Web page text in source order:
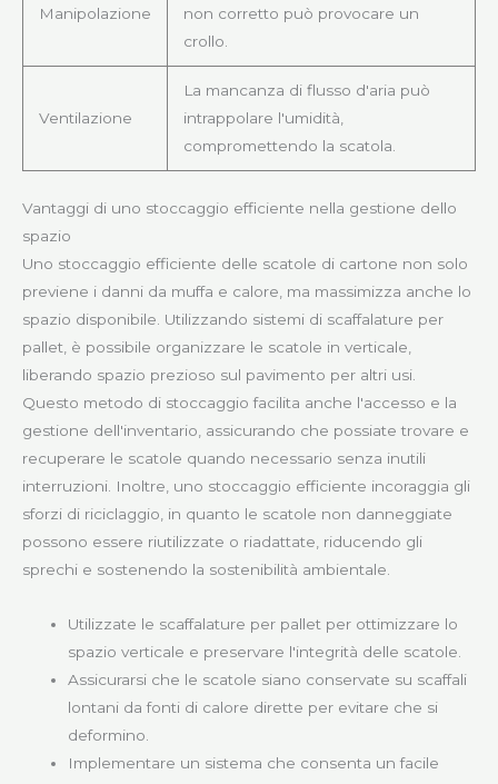
Manipolazione
non corretto può provocare un
crollo.
Ventilazione
La mancanza di flusso d'aria può
intrappolare l'umidità,
compromettendo la scatola.
Vantaggi di uno stoccaggio efficiente nella gestione dello
spazio
Uno stoccaggio efficiente delle scatole di cartone non solo
previene i danni da muffa e calore, ma massimizza anche lo
spazio disponibile. Utilizzando sistemi di scaffalature per
pallet, è possibile organizzare le scatole in verticale,
liberando spazio prezioso sul pavimento per altri usi.
Questo metodo di stoccaggio facilita anche l'accesso e la
gestione dell'inventario, assicurando che possiate trovare e
recuperare le scatole quando necessario senza inutili
interruzioni. Inoltre, uno stoccaggio efficiente incoraggia gli
sforzi di riciclaggio, in quanto le scatole non danneggiate
possono essere riutilizzate o riadattate, riducendo gli
sprechi e sostenendo la sostenibilità ambientale.
Utilizzate le scaffalature per pallet per ottimizzare lo
spazio verticale e preservare l'integrità delle scatole.
Assicurarsi che le scatole siano conservate su scaffali
lontani da fonti di calore dirette per evitare che si
deformino.
Implementare un sistema che consenta un facile